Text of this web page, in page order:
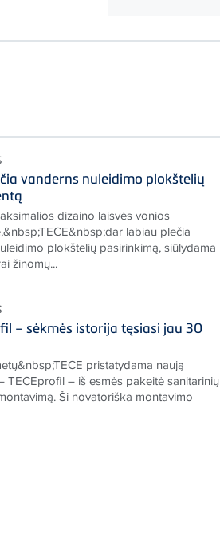
vanderns nuleidimo plokštelių
dizaino laisvės vonios
labiau plečia
plokštelių pasirinkimą, siūlydama
žinomų...
– sėkmės istorija tęsiasi jau 30
pristatydama naują
TECEprofil – iš esmės pakeitė sanitarinių
Ši novatoriška montavimo